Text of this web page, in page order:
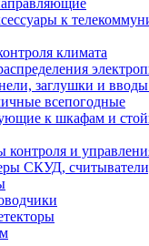
к
климата
заглушки и вводы
всепогодные
к шкафам и
и
СКУД,